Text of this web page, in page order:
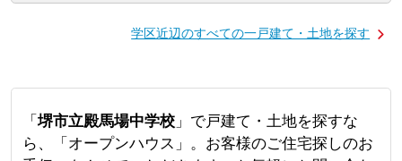
学区近辺のすべての一戸建て・土地を探す
「 堺市立殿馬場中学校」で戸建て・土地を探すな
ら、「オープンハウス」。お客様のご住宅探しのお